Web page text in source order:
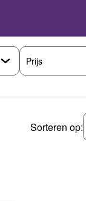
Prijs
Sorteren op: